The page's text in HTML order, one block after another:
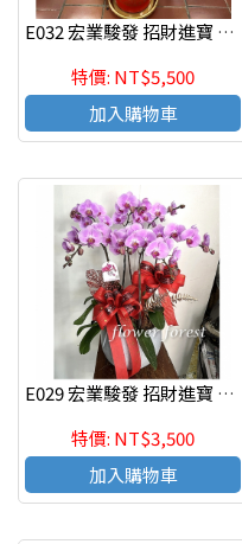
E032 宏業駿發 招財進寶 蘭花組合盆栽 喬遷之喜 榮陞誌喜盆栽
特價: NT$5,500
加入購物車
E029 宏業駿發 招財進寶 蘭花組合盆栽 喬遷之喜 榮陞誌喜盆栽
特價: NT$3,500
加入購物車